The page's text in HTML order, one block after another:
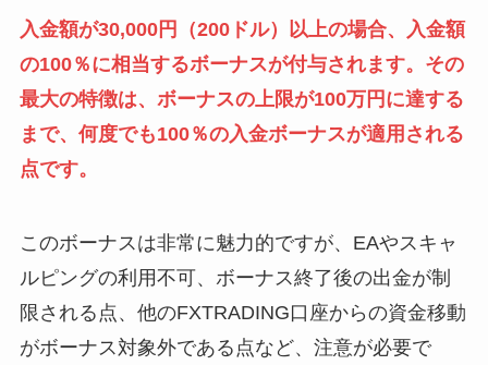
入金額が30,000円（200ドル）以上の場合、入金額
の100％に相当するボーナスが付与されます。その
最大の特徴は、ボーナスの上限が100万円に達する
まで、何度でも100％の入金ボーナスが適用される
点です。
このボーナスは非常に魅力的ですが、EAやスキャ
ルピングの利用不可、ボーナス終了後の出金が制
限される点、他のFXTRADING口座からの資金移動
がボーナス対象外である点など、注意が必要で